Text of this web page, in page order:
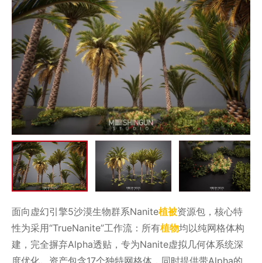
面向虚幻引擎5沙漠生物群系Nanite植被资源包，核心特
性为采用“TrueNanite”工作流：所有植物均以纯网格体构
建，完全摒弃Alpha透贴，专为Nanite虚拟几何体系统深
度优化。资产包含17个独特网格体，同时提供带Alpha的